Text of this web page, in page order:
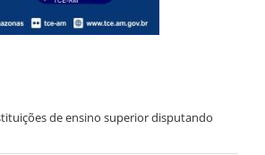
de ensino superior disputando